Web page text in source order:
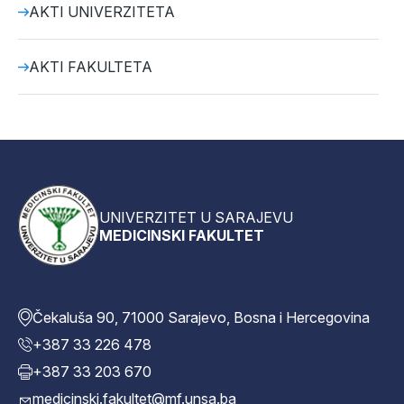
AKTI UNIVERZITETA
AKTI FAKULTETA
UNIVERZITET U SARAJEVU
MEDICINSKI FAKULTET
Čekaluša 90, 71000 Sarajevo, Bosna i Hercegovina
+387 33 226 478
+387 33 203 670
medicinski.fakultet@mf.unsa.ba